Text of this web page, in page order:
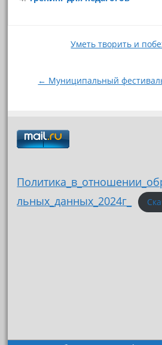
Навигация
записям
Уметь творить и
← Муниципальный
льных_данных_2024г_